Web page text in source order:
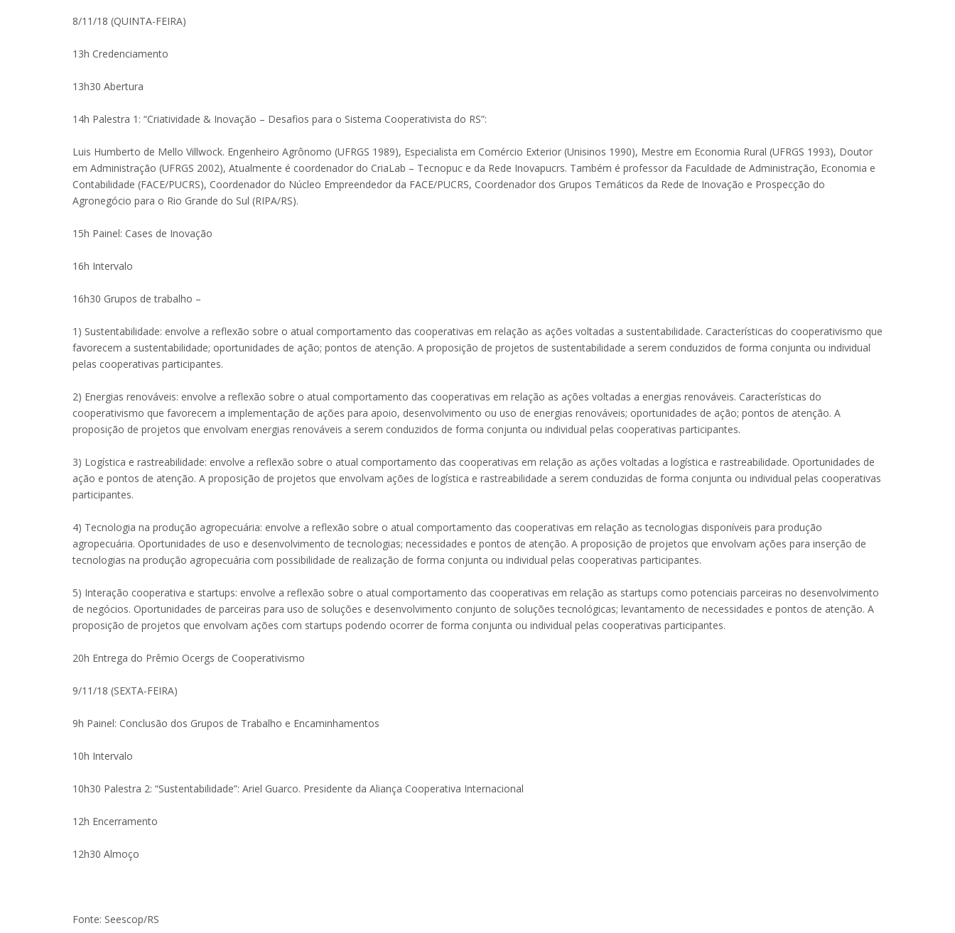
8/11/18 (QUINTA-FEIRA)
13h Credenciamento
13h30 Abertura
14h Palestra 1: “Criatividade & Inovação – Desafios para o Sistema Cooperativista do RS”:
Luis Humberto de Mello Villwock. Engenheiro Agrônomo (UFRGS 1989), Especialista em Comércio Exterior (Unisinos 1990), Mestre em Economia Rural (UFRGS 1993), Doutor
em Administração (UFRGS 2002), Atualmente é coordenador do CriaLab – Tecnopuc e da Rede Inovapucrs. Também é professor da Faculdade de Administração, Economia e
Contabilidade (FACE/PUCRS), Coordenador do Núcleo Empreendedor da FACE/PUCRS, Coordenador dos Grupos Temáticos da Rede de Inovação e Prospecção do
Agronegócio para o Rio Grande do Sul (RIPA/RS).
15h Painel: Cases de Inovação
16h Intervalo
16h30 Grupos de trabalho –
1) Sustentabilidade: envolve a reflexão sobre o atual comportamento das cooperativas em relação as ações voltadas a sustentabilidade. Características do cooperativismo que
favorecem a sustentabilidade; oportunidades de ação; pontos de atenção. A proposição de projetos de sustentabilidade a serem conduzidos de forma conjunta ou individual
pelas cooperativas participantes.
2) Energias renováveis: envolve a reflexão sobre o atual comportamento das cooperativas em relação as ações voltadas a energias renováveis. Características do
cooperativismo que favorecem a implementação de ações para apoio, desenvolvimento ou uso de energias renováveis; oportunidades de ação; pontos de atenção. A
proposição de projetos que envolvam energias renováveis a serem conduzidos de forma conjunta ou individual pelas cooperativas participantes.
3) Logística e rastreabilidade: envolve a reflexão sobre o atual comportamento das cooperativas em relação as ações voltadas a logística e rastreabilidade. Oportunidades de
ação e pontos de atenção. A proposição de projetos que envolvam ações de logística e rastreabilidade a serem conduzidas de forma conjunta ou individual pelas cooperativas
participantes.
4) Tecnologia na produção agropecuária: envolve a reflexão sobre o atual comportamento das cooperativas em relação as tecnologias disponíveis para produção
agropecuária. Oportunidades de uso e desenvolvimento de tecnologias; necessidades e pontos de atenção. A proposição de projetos que envolvam ações para inserção de
tecnologias na produção agropecuária com possibilidade de realização de forma conjunta ou individual pelas cooperativas participantes.
5) Interação cooperativa e startups: envolve a reflexão sobre o atual comportamento das cooperativas em relação as startups como potenciais parceiras no desenvolvimento
de negócios. Oportunidades de parceiras para uso de soluções e desenvolvimento conjunto de soluções tecnológicas; levantamento de necessidades e pontos de atenção. A
proposição de projetos que envolvam ações com startups podendo ocorrer de forma conjunta ou individual pelas cooperativas participantes.
20h Entrega do Prêmio Ocergs de Cooperativismo
9/11/18 (SEXTA-FEIRA)
9h Painel: Conclusão dos Grupos de Trabalho e Encaminhamentos
10h Intervalo
10h30 Palestra 2: “Sustentabilidade”: Ariel Guarco. Presidente da Aliança Cooperativa Internacional
12h Encerramento
12h30 Almoço
Fonte: Seescop/RS